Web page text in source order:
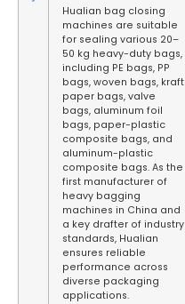
Hualian bag closing
machines are suitable
for sealing various 20–
50 kg heavy-duty bags,
including PE bags, PP
bags, woven bags, kraft
paper bags, valve
bags, aluminum foil
bags, paper-plastic
composite bags, and
aluminum-plastic
composite bags. As the
first manufacturer of
heavy bagging
machines in China and
a key drafter of industry
standards, Hualian
ensures reliable
performance across
diverse packaging
applications.